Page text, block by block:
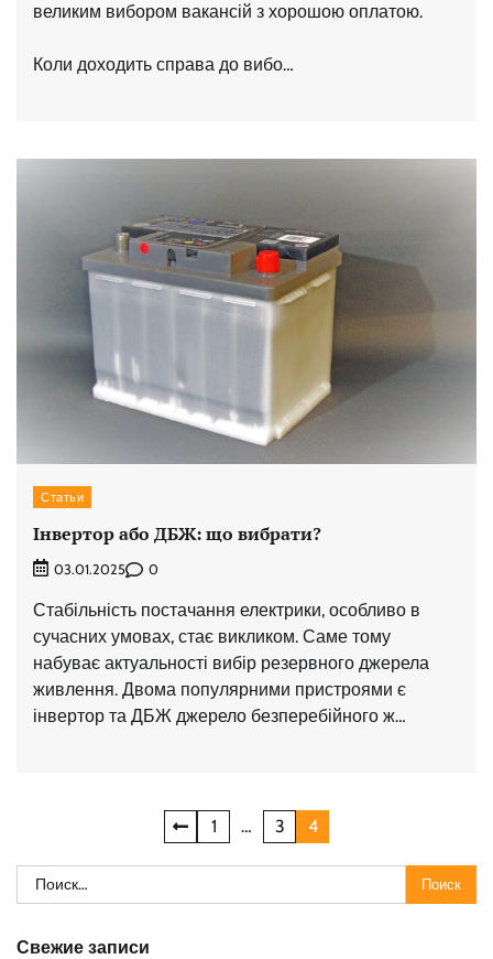
великим вибором вакансій з хорошою оплатою.
Коли доходить справа до вибо…
Статьи
Інвертор або ДБЖ: що вибрати?
03.01.2025 0
Стабільність постачання електрики, особливо в
сучасних умовах, стає викликом. Саме тому
набуває актуальності вибір резервного джерела
живлення. Двома популярними пристроями є
інвертор та ДБЖ джерело безперебійного ж…
по
записям
1 … 3 4
Найти:
Свежие записи